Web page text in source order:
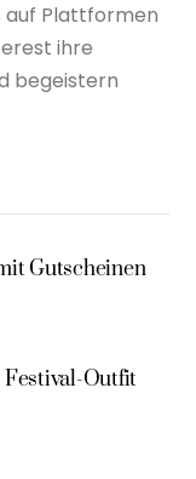
auf Plattformen
ihre
begeistern
Gutscheinen
Festival-Outfit